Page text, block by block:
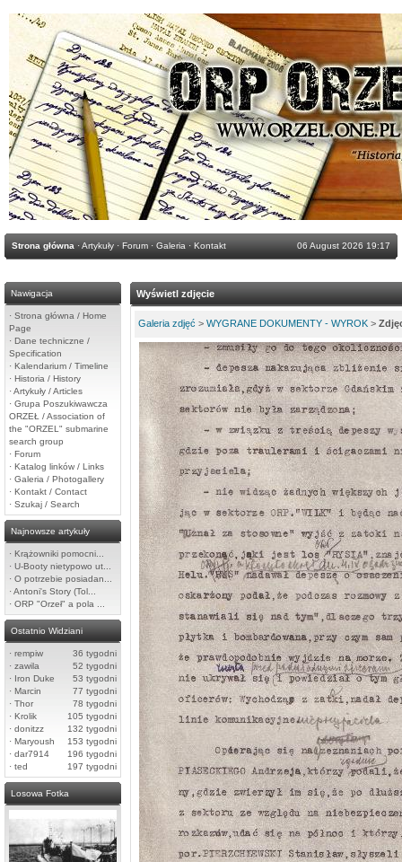
Strona główna ·Artykuły · Forum · Galeria · Kontakt 06 August 2026 19:17
Nawigacja
· Strona główna / Home
Page
· Dane techniczne /
Specification
· Kalendarium / Timeline
· Historia / History
·Artykuły / Articles
· Grupa Poszukiwawcza
ORZEŁ / Association of
the "ORZEL" submarine
search group
· Forum
· Katalog linków / Links
· Galeria / Photogallery
· Kontakt / Contact
· Szukaj / Search
Najnowsze artykuły
· Krążowniki pomocni...
· U-Booty nietypowo ut...
· O potrzebie posiadan...
· Antoni's Story (Tol...
· ORP "Orzeł" a pola ...
Ostatnio Widziani
· rempiw
36 tygodni
· zawila
52 tygodni
· Iron Duke
53 tygodni
· Marcin
77 tygodni
· Thor
78 tygodni
· Krolik
105 tygodni
· donitzz
132 tygodni
· Maryoush
153 tygodni
· dar7914
196 tygodni
· ted 197 tygodni
Losowa Fotka
Wyświetl zdjęcie
Galeria zdjęć > WYGRANE DOKUMENTY - WYROK >